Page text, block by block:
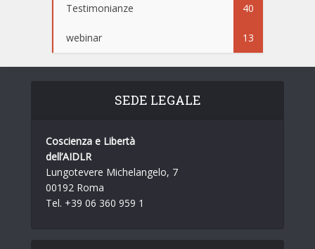
Testimonianze 40
webinar 13
SEDE LEGALE
Coscienza e Libertà
dell’AIDLR
Lungotevere Michelangelo, 7
00192 Roma
Tel. +39 06 360 959 1